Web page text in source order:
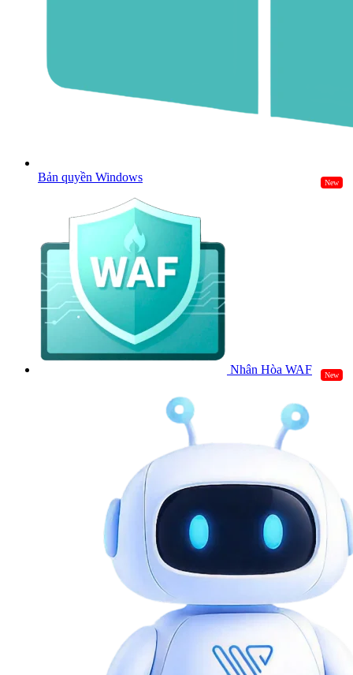
Bản quyền Windows New
Nhân Hòa WAF New